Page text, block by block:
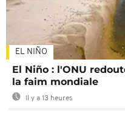
EL NIÑO
El Niño : l'ONU
la faim mondiale
Il y a 13 heures